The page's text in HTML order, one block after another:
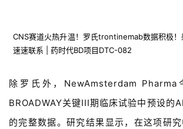
g
l
s
h
CNS赛道火热升温！罗氏trontinemab数据积极
速速联系 | 药时代BD项目DTC-082
除 罗氏外 ， NewAmsterdam Pharma
BROADWAY关键III期 临床试验中预设的A
的完整数据。研究结果 显示， 在这项研究